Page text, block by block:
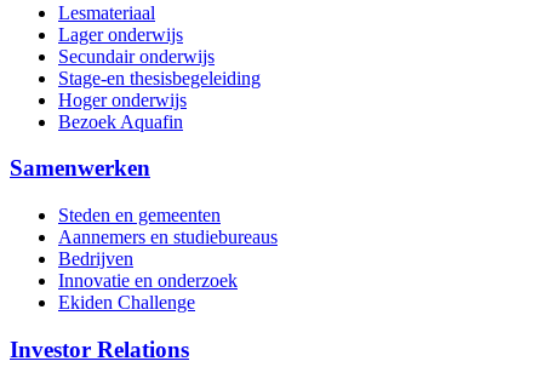
Lesmateriaal
Lager onderwijs
Secundair onderwijs
Stage-en thesisbegeleiding
Hoger onderwijs
Bezoek Aquafin
Samenwerken
Steden en gemeenten
Aannemers en studiebureaus
Bedrijven
Innovatie en onderzoek
Ekiden Challenge
Investor Relations